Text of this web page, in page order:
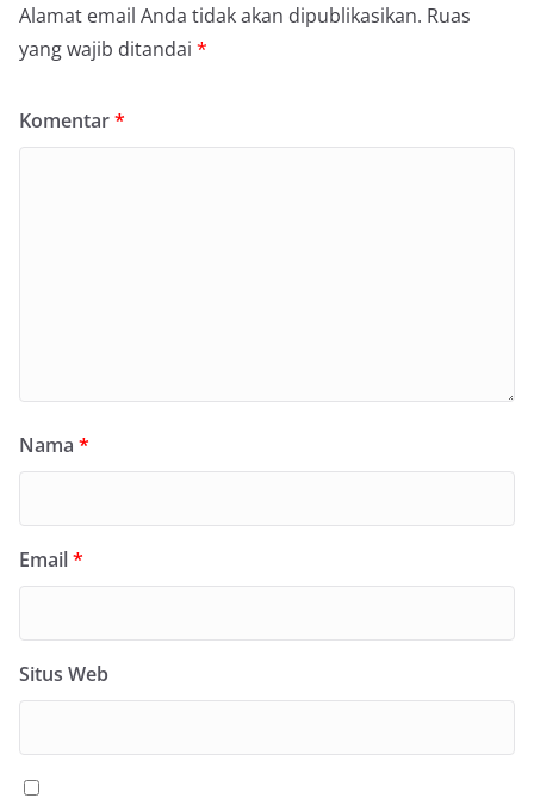
Alamat email Anda tidak akan dipublikasikan. Ruas
yang wajib ditandai *
Komentar*
Nama *
Email*
Situs Web